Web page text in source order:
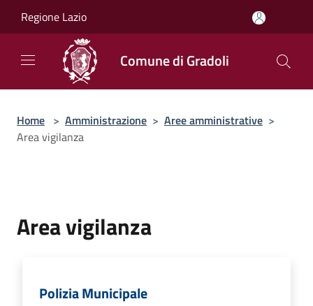
Regione Lazio
Comune di Gradoli
Home > Amministrazione > Aree amministrative >
Area vigilanza
Area vigilanza
Polizia Municipale